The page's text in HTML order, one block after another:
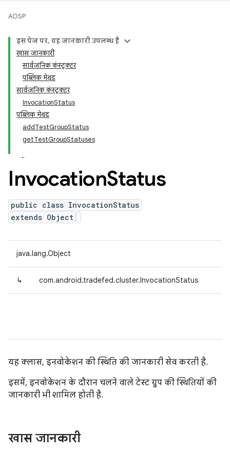
AOSP
इस पेज पर, यह जानकारी उपलब्ध है
खास जानकारी
सार्वजनिक कंस्ट्रक्टर
पब्लिक मेथड
सार्वजनिक कंस्ट्रक्टर
InvocationStatus
पब्लिक मेथड
addTestGroupStatus
getTestGroupStatuses
InvocationStatus
public class InvocationStatus
extends Object
java.lang.Object
↳ com.android.tradefed.cluster.InvocationStatus
यह क्लास, इनवोकेशन की स्थिति की जानकारी सेव करती है.
इसमें, इनवोकेशन के दौरान चलने वाले टेस्ट ग्रुप की स्थितियों की
जानकारी भी शामिल होती है.
खास जानकारी